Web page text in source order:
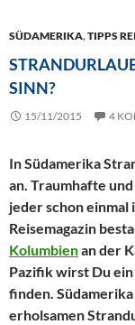
SÜDAMERIKA,TIPPS
SINN?
15/11/2015 4
In Südamerika
an. Traumhafte
jeder schon einmal
Reisemagazin
Kolumbienan der
Pazifik wirst Du
finden.
erholsamen